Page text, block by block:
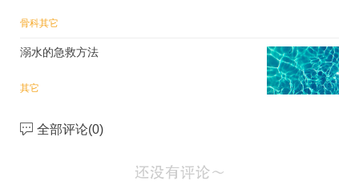
骨科其它
溺水的急救方法
其它
全部评论(0)